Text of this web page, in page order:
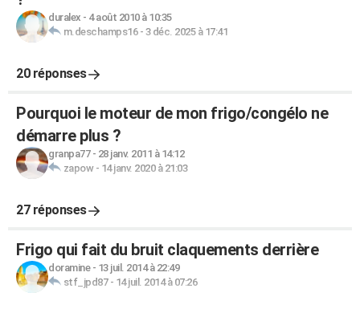
duralex - 4 août 2010 à 10:35
m.deschamps16- 3 déc. 2025 à 17:41
20 réponses
Pourquoi le moteur de mon frigo/congélo ne
démarre plus ?
granpa77- 28 janv. 2011 à 14:12
zapow- 14 janv. 2020 à 21:03
27 réponses
Frigo qui fait du bruit claquements derrière
doramine- 13 juil. 2014 à 22:49
stf_jpd87- 14 juil. 2014 à 07:26